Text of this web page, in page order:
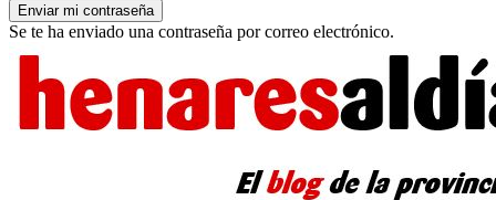
Se te ha enviado una contraseña por correo electrónico.